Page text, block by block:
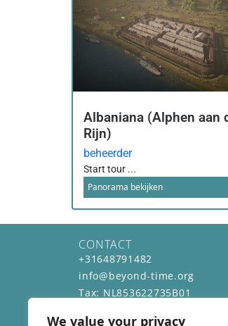
We value your privacy
Albaniana (Alphen aan
Rijn)
beheerder
Start tour ...
Panorama bekijken
CONTACT
+31648791482
info@beyond-time.org
Tax: NL853622735B01
BEREIKBAAR VAN